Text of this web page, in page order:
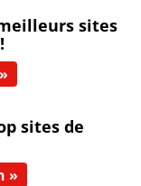
sites
sites de
»